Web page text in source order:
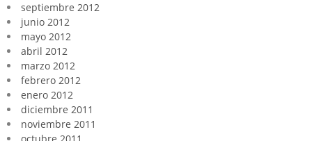
septiembre 2012
junio 2012
mayo 2012
abril 2012
marzo 2012
febrero 2012
enero 2012
diciembre 2011
noviembre 2011